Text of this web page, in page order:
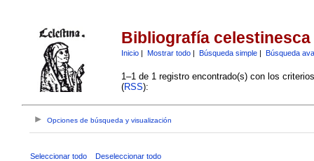
Bibliografía celestinesca
Inicio| Mostrar todo| Búsqueda simple| Búsqueda
1–1 de 1 registro encontrado(s) con los
(RSS):
Opciones de búsqueda y visualización
Seleccionar todo Deseleccionar todo